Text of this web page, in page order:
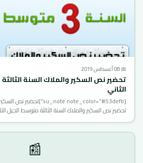
📅 08 أغسطس 2019
تحضير نص السكير والملاك السنة
الثاني
تحضير نص السكير والملاك السنة الثالثة متوسط الجيل
📰